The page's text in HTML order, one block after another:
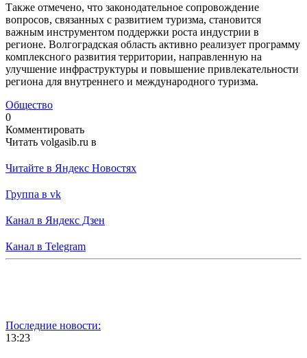
Также отмечено, что законодательное сопровождение
вопросов, связанных с развитием туризма, становится
важным инструментом поддержки роста индустрии в
регионе. Волгоградская область активно реализует программу
комплексного развития территории, направленную на
улучшение инфраструктуры и повышение привлекательности
региона для внутреннего и международного туризма.
Общество
0
Комментировать
Читать volgasib.ru в
Читайте в Яндекс Новостях
Группа в vk
Канал в Яндекс Дзен
Канал в Telegram
Последние новости:
13:23